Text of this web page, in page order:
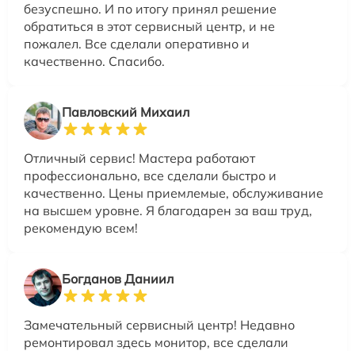
безуспешно. И по итогу принял решение
обратиться в этот сервисный центр, и не
пожалел. Все сделали оперативно и
качественно. Спасибо.
Павловский Михаил
Отличный сервис! Мастера работают
профессионально, все сделали быстро и
качественно. Цены приемлемые, обслуживание
на высшем уровне. Я благодарен за ваш труд,
рекомендую всем!
Богданов Даниил
Замечательный сервисный центр! Недавно
ремонтировал здесь монитор, все сделали